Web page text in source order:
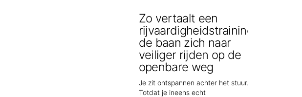
Zo vertaalt een
rijvaardigheidstraining op
de baan zich naar
veiliger rijden op de
openbare weg
Je zit ontspannen achter het stuur.
Totdat je ineens echt